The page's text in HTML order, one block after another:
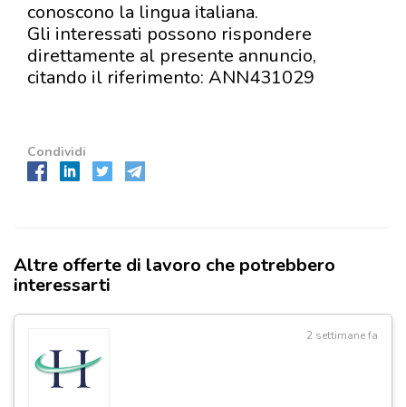
conoscono la lingua italiana.
Gli interessati possono rispondere
direttamente al presente annuncio,
citando il riferimento: ANN431029
Condividi
Altre offerte di lavoro che potrebbero
interessarti
2 settimane fa